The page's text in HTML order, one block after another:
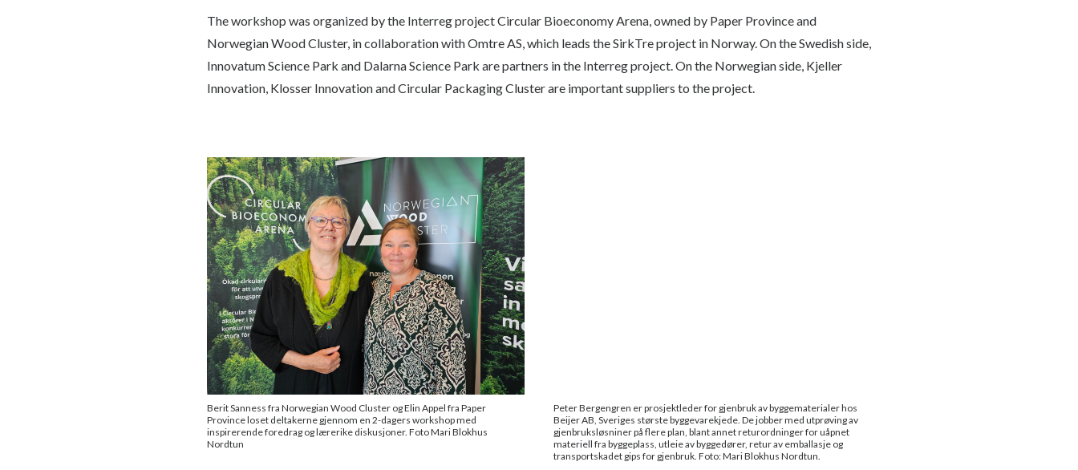
The workshop was organized by the Interreg project Circular Bioeconomy Arena, owned by Paper Province and
Norwegian Wood Cluster, in collaboration with Omtre AS, which leads the SirkTre project in Norway. On the Swedish side,
Innovatum Science Park and Dalarna Science Park are partners in the Interreg project. On the Norwegian side, Kjeller
Innovation, Klosser Innovation and Circular Packaging Cluster are important suppliers to the project.
Berit Sanness fra Norwegian Wood Cluster og Elin Appel fra Paper
Province loset deltakerne gjennom en 2-dagers workshop med
inspirerende foredrag og lærerike diskusjoner. Foto Mari Blokhus
Nordtun
Peter Bergengren er prosjektleder for gjenbruk av byggematerialer hos
Beijer AB, Sveriges største byggevarekjede. De jobber med utprøving av
gjenbruksløsniner på flere plan, blant annet returordninger for uåpnet
materiell fra byggeplass, utleie av byggedører, retur av emballasje og
transportskadet gips for gjenbruk. Foto: Mari Blokhus Nordtun.